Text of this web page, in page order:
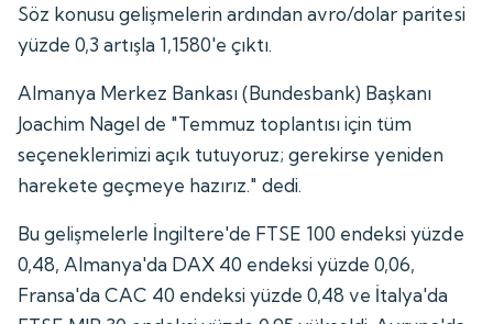
Söz konusu gelişmelerin ardından avro/dolar paritesi
yüzde 0,3 artışla 1,1580'e çıktı.
Almanya Merkez Bankası (Bundesbank) Başkanı
Joachim Nagel de "Temmuz toplantısı için tüm
seçeneklerimizi açık tutuyoruz; gerekirse yeniden
harekete geçmeye hazırız." dedi.
Bu gelişmelerle İngiltere'de FTSE 100 endeksi yüzde
0,48, Almanya'da DAX 40 endeksi yüzde 0,06,
Fransa'da CAC 40 endeksi yüzde 0,48 ve İtalya'da